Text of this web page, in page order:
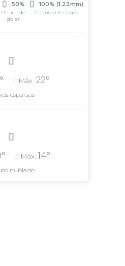
50%
Umidade
do ar
100% (1.22mm)
Chance de chuva
Máx. 22°
esparsas
Máx. 14°
nublado